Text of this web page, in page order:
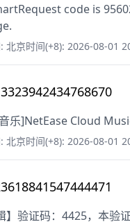
code is
北京时间(+8): 2026-08-01
乐]NetEase Cloud
北京时间(+8): 2026-08-01
】验证码：4425，本验